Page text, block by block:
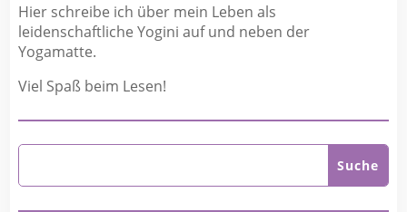
Hier schreibe ich über mein Leben als
leidenschaftliche Yogini auf und neben der
Yogamatte.
Viel Spaß beim Lesen!